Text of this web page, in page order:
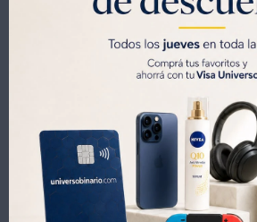
  
Métodos y costos de envíos